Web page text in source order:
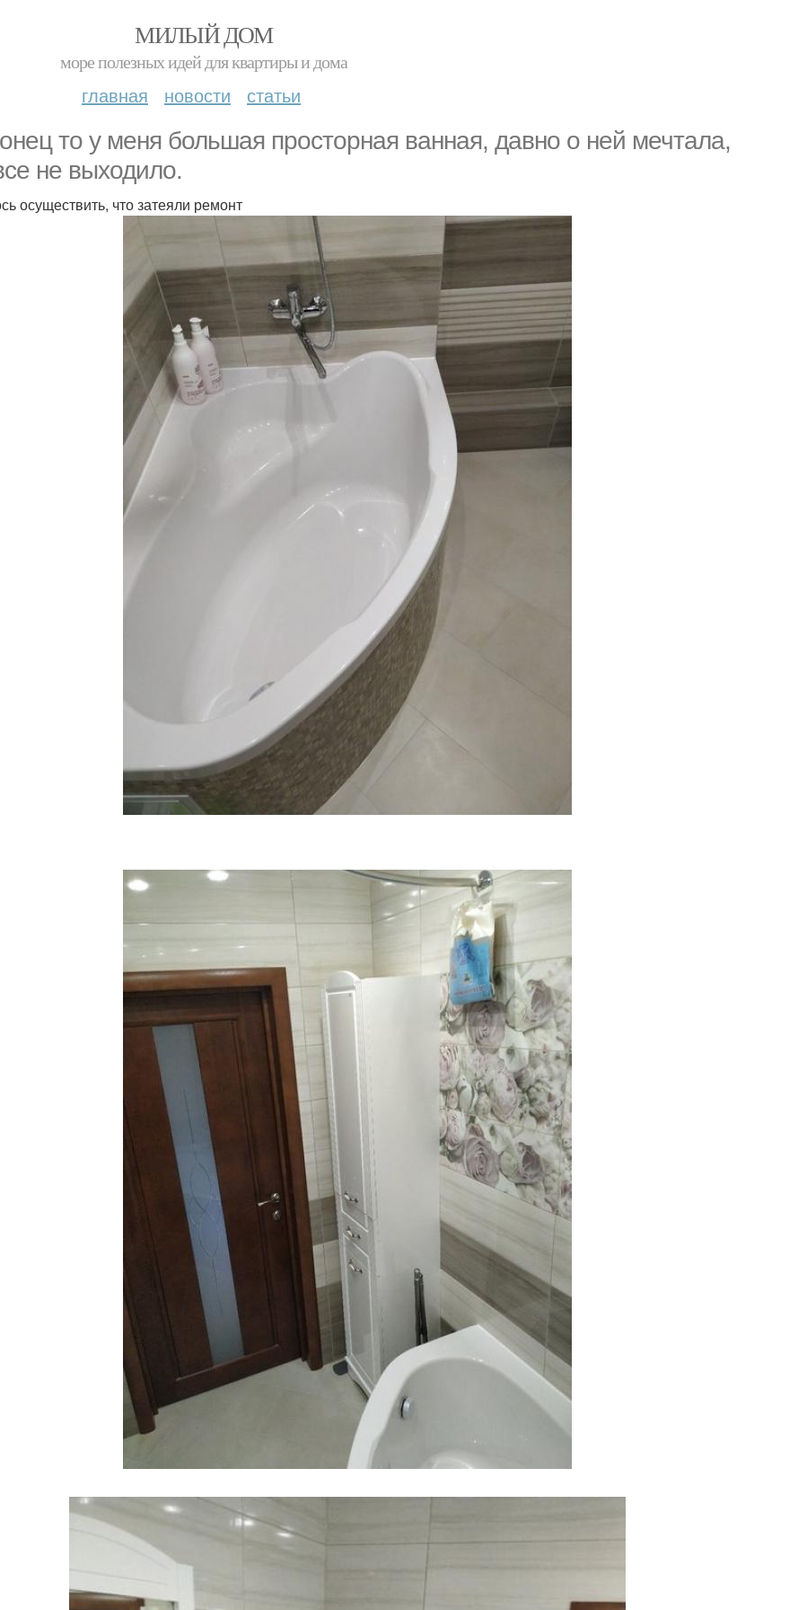
МИЛЫЙ ДОМ
море полезных идей для квартиры и дома
главная новости статьи
то у меня большая просторная ванная, давно о ней мечтала,
не выходило.
осуществить, что затеяли ремонт